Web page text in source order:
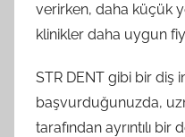
verirken, daha küçük
klinikler daha uygun
STR DENT gibi bir diş
başvurduğunuzda,
tarafından ayrıntılı